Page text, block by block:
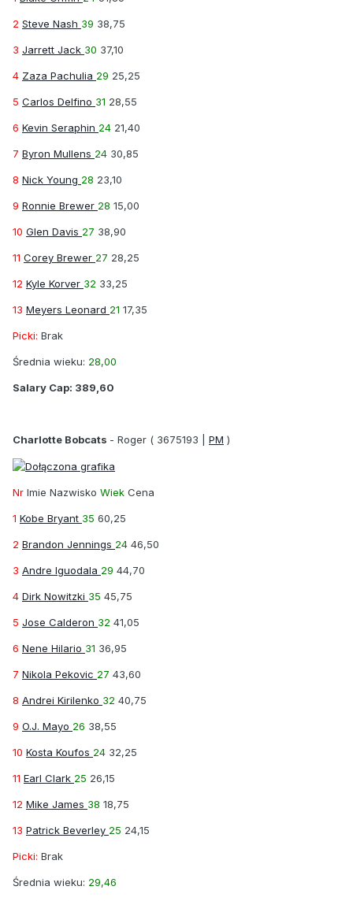
2 Steve Nash 39 38,75
3 Jarrett Jack 30 37,10
4 Zaza Pachulia 29 25,25
5 Carlos Delfino 31 28,55
6 Kevin Seraphin 24 21,40
7 Byron Mullens 24 30,85
8 Nick Young 28 23,10
9 Ronnie Brewer 28 15,00
10 Glen Davis 27 38,90
11 Corey Brewer 27 28,25
12 Kyle Korver 32 33,25
13 Meyers Leonard 21 17,35
Picki: Brak
Średnia wieku: 28,00
Salary Cap: 389,60
Charlotte Bobcats - Roger ( 3675193 | PM )
Nr Imie Nazwisko Wiek Cena
1 Kobe Bryant 35 60,25
2 Brandon Jennings 24 46,50
3 Andre Iguodala 29 44,70
4 Dirk Nowitzki 35 45,75
5 Jose Calderon 32 41,05
6 Nene Hilario 31 36,95
7 Nikola Pekovic 27 43,60
8 Andrei Kirilenko 32 40,75
9 O.J. Mayo 26 38,55
10 Kosta Koufos 24 32,25
11 Earl Clark 25 26,15
12 Mike James 38 18,75
13 Patrick Beverley 25 24,15
Picki: Brak
Średnia wieku: 29,46